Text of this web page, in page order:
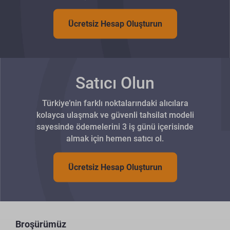
Ücretsiz Hesap Oluşturun
Satıcı Olun
Türkiye’nin farklı noktalarındaki alıcılara
kolayca ulaşmak ve güvenli tahsilat modeli
sayesinde ödemelerini 3 iş günü içerisinde
almak için hemen satıcı ol.
Ücretsiz Hesap Oluşturun
Broşürümüz